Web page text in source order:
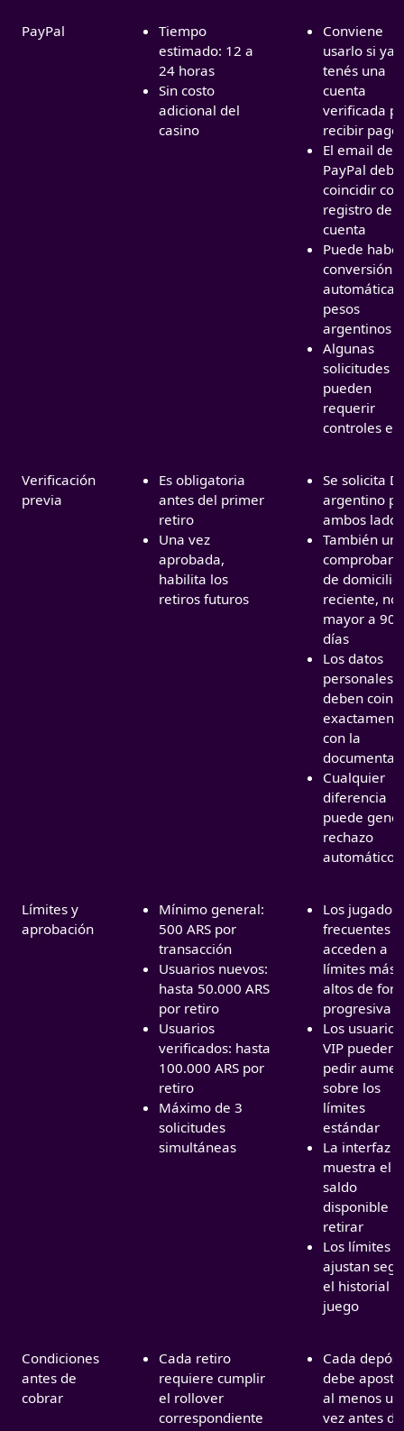
PayPal
Tiempo
estimado: 12 a
24 horas
Sin costo
adicional del
casino
Conviene
usarlo si ya
tenés una
cuenta
verificada
recibir
El email de
PayPal debe
coincidir
registro de
cuenta
Puede haber
conversión
automática
pesos
argentinos
Algunas
solicitudes
pueden
requerir
controles
Verificación
previa
Es obligatoria
antes del primer
retiro
Una vez
aprobada,
habilita los
retiros futuros
Se solicita
argentino
ambos lados
También un
de domicilio
reciente, no
mayor a 90
días
Los datos
personales
deben
con la
Cualquier
diferencia
puede
rechazo
automático
Límites y
aprobación
Mínimo general:
500 ARS por
transacción
Usuarios nuevos:
hasta 50.000 ARS
por retiro
Usuarios
verificados: hasta
100.000 ARS por
retiro
Máximo de 3
solicitudes
simultáneas
Los
frecuentes
acceden a
límites más
altos de
progresiva
Los usuarios
VIP pueden
pedir
sobre los
límites
estándar
La interfaz
muestra el
saldo
disponible
retirar
Los límites
ajustan
el historial
juego
Condiciones
antes de
cobrar
Cada retiro
requiere cumplir
el rollover
correspondiente
Cada
debe
al menos
vez antes